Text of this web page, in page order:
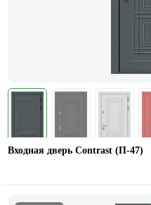
Входная дверь Contrast (П-47)